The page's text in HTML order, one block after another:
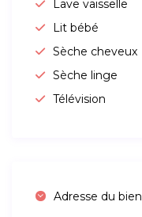
Lave vaisselle
Lit bébé
Sèche cheveux
Sèche linge
Télévision
Adresse du bien